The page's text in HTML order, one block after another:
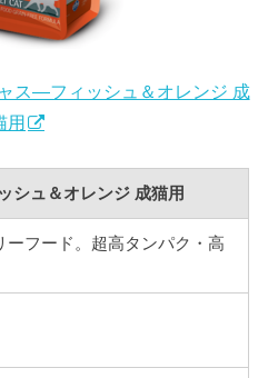
ス―フィッシュ＆オレンジ 成
用
シュ＆オレンジ 成猫用
ーフード。超高タンパク・高